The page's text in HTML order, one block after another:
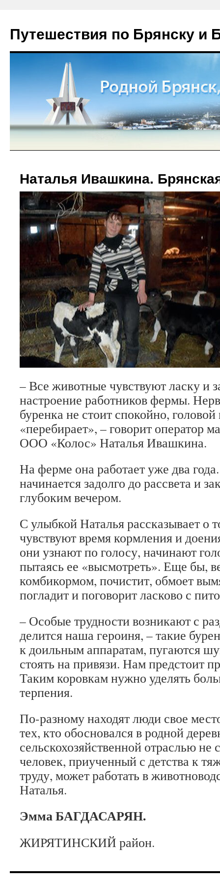
Путешествия по Брянску и
Наталья Ивашкина.
– Все животные чувствуют ла­ску и
настроение работников фермы.
буренка не стоит спокойно,
«перебирает», – говорит опе­ратор
ООО «Колос» Наталья Ивашкина.
На ферме она работает уже два
начинается задолго до рассве­та и
глубоким вечером.
С улыбкой Наталья рас­сказывает о
чувствуют время кормления и
они узнают по голосу, начинают
пытаясь ее «вы­смотреть». Еще бы,
комбикормом, почи­стит, обмоет
погладит и поговорит ла­сково с
– Особые трудности воз­никают с
делится наша героиня, – та­кие
к доильным аппаратам, пугают­ся
стоять на привязи. Нам предстоит
Таким ко­ровкам нужно уделять
терпения.
По-разному находят люди свое
тех, кто обосновался в род­ной
сельскохозяйственной отрас­лью не
человек, приученный с детства к
труду, может работать в
Наталья.
Эмма БАГДАСАРЯН.
ЖИРЯТИНСКИЙ район.